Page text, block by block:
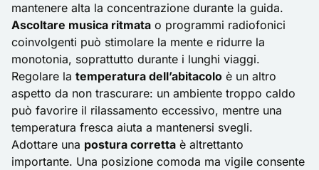
mantenere alta la concentrazione durante la guida.
Ascoltare musica ritmata o programmi radiofonici
coinvolgenti può stimolare la mente e ridurre la
monotonia, soprattutto durante i lunghi viaggi.
Regolare la temperatura dell’abitacolo è un altro
aspetto da non trascurare: un ambiente troppo caldo
può favorire il rilassamento eccessivo, mentre una
temperatura fresca aiuta a mantenersi svegli.
Adottare una postura corretta è altrettanto
importante. Una posizione comoda ma vigile consente